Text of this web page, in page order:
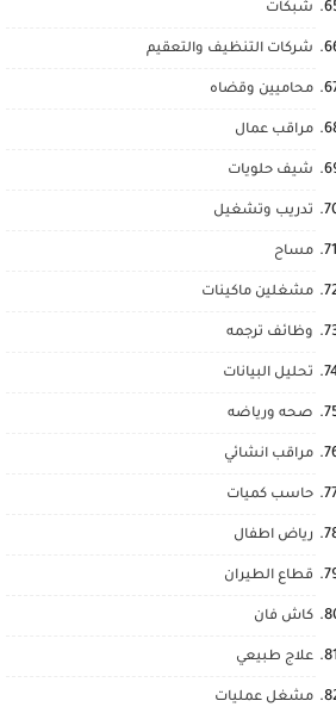
شبكات
شركات التنظيف والتعقيم
محاميين وقضاه
مراقب عمال
شيف حلويات
تدريب وتشغيل
مساح
مشغلين ماكينات
وظائف ترجمه
تحليل البيانات
صحه ورياضه
مراقب انشائي
حاسب كميات
رياض اطفال
قطاع الطيران
كاش فان
علاج طبيعي
مشغل عمليات